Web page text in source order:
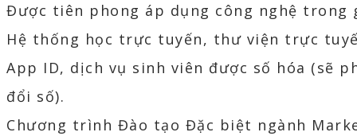
Được tiên phong áp dụng công nghệ
Hệ thống học trực tuyến, thư viện trực
App ID, dịch vụ sinh viên được số hóa (sẽ
đổi số).
Chương trình Đào tạo Đặc biệt ngành